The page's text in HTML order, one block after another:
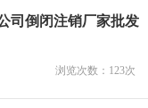
司倒闭注销厂家批发
浏览次数： 123次